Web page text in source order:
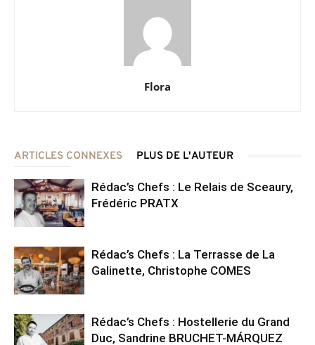
Flora
ARTICLES CONNEXES PLUS DE L'AUTEUR
Rédac’s Chefs : Le Relais de Sceaury,
Frédéric PRATX
Rédac’s Chefs : La Terrasse de La
Galinette, Christophe COMES
Rédac’s Chefs : Hostellerie du Grand
Duc, Sandrine BRUCHET-MÁRQUEZ